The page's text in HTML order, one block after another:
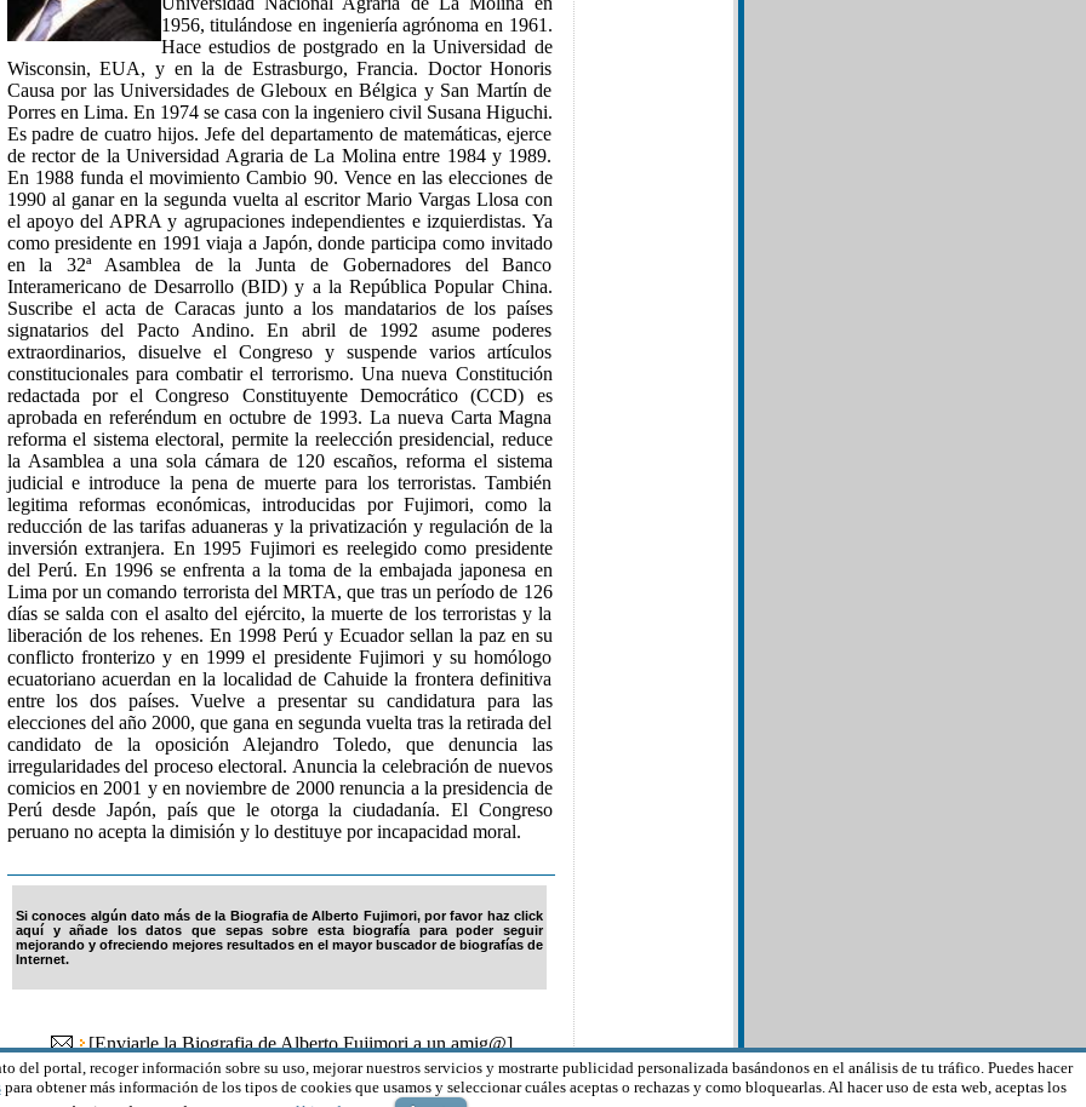
portal, recoger información sobre su uso, mejorar nuestros servicios y mostrarte publicidad personalizada basándonos en el análisis de tu tráfico. Puedes hacer
para obtener más información de los tipos de cookies que usamos y seleccionar cuáles aceptas o rechazas y como bloquearlas. Al hacer uso de esta web, aceptas los
1956, titulándose en ingeniería agrónoma en 1961.
Hace estudios de postgrado en la Universidad de
Wisconsin, EUA, y en la de Estrasburgo, Francia. Doctor Honoris
Causa por las Universidades de Gleboux en Bélgica y San Martín de
Porres en Lima. En 1974 se casa con la ingeniero civil Susana Higuchi.
Es padre de cuatro hijos. Jefe del departamento de matemáticas, ejerce
de rector de la Universidad Agraria de La Molina entre 1984 y 1989.
En 1988 funda el movimiento Cambio 90. Vence en las elecciones de
1990 al ganar en la segunda vuelta al escritor Mario Vargas Llosa con
el apoyo del APRA y agrupaciones independientes e izquierdistas. Ya
como presidente en 1991 viaja a Japón, donde participa como invitado
en la 32ª Asamblea de la Junta de Gobernadores del Banco
Interamericano de Desarrollo (BID) y a la República Popular China.
Suscribe el acta de Caracas junto a los mandatarios de los países
signatarios del Pacto Andino. En abril de 1992 asume poderes
extraordinarios, disuelve el Congreso y suspende varios artículos
constitucionales para combatir el terrorismo. Una nueva Constitución
redactada por el Congreso Constituyente Democrático (CCD) es
aprobada en referéndum en octubre de 1993. La nueva Carta Magna
reforma el sistema electoral, permite la reelección presidencial, reduce
la Asamblea a una sola cámara de 120 escaños, reforma el sistema
judicial e introduce la pena de muerte para los terroristas. También
legitima reformas económicas, introducidas por Fujimori, como la
reducción de las tarifas aduaneras y la privatización y regulación de la
inversión extranjera. En 1995 Fujimori es reelegido como presidente
del Perú. En 1996 se enfrenta a la toma de la embajada japonesa en
Lima por un comando terrorista del MRTA, que tras un período de 126
días se salda con el asalto del ejército, la muerte de los terroristas y la
liberación de los rehenes. En 1998 Perú y Ecuador sellan la paz en su
conflicto fronterizo y en 1999 el presidente Fujimori y su homólogo
ecuatoriano acuerdan en la localidad de Cahuide la frontera definitiva
entre los dos países. Vuelve a presentar su candidatura para las
elecciones del año 2000, que gana en segunda vuelta tras la retirada del
candidato de la oposición Alejandro Toledo, que denuncia las
irregularidades del proceso electoral. Anuncia la celebración de nuevos
comicios en 2001 y en noviembre de 2000 renuncia a la presidencia de
Perú desde Japón, país que le otorga la ciudadanía. El Congreso
peruano no acepta la dimisión y lo destituye por incapacidad moral.
Si conoces algún dato más de la Biografia de Alberto Fujimori, por favor haz click
aquí y añade los datos que sepas sobre esta biografía para poder seguir
mejorando y ofreciendo mejores resultados en el mayor buscador de biografías de
Internet.
[Enviarle la Biografia de Alberto Fujimori a un amig@]